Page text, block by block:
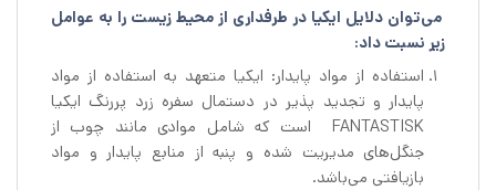
می‌توان دلایل ایکیا در طرفداری از محیط زیست را به عوامل
زیر نسبت داد:
استفاده از مواد پایدار: ایکیا متعهد به استفاده از مواد
پایدار و تجدید پذیر در دستمال سفره زرد پررنگ ایکیا
FANTASTISK است که شامل موادی مانند چوب از
جنگل‌های مدیریت شده و پنبه از منابع پایدار و مواد
بازیافتی می‌باشد.